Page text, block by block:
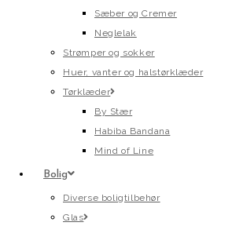
Sæber og Cremer
Neglelak
Strømper og sokker
Huer, vanter og halstørklæder
Tørklæder
By Stær
Habiba Bandana
Mind of Line
Bolig
Diverse boligtilbehør
Glas